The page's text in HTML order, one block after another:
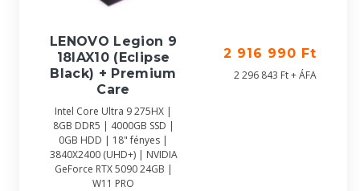
LENOVO Legion 9
18IAX10 (Eclipse
Black) + Premium
Care
Intel Core Ultra 9 275HX |
8GB DDR5 | 4000GB SSD |
0GB HDD | 18" fényes |
3840X2400 (UHD+) | NVIDIA
GeForce RTX 5090 24GB |
W11 PRO
2 916 990 Ft
2 296 843 Ft + ÁFA